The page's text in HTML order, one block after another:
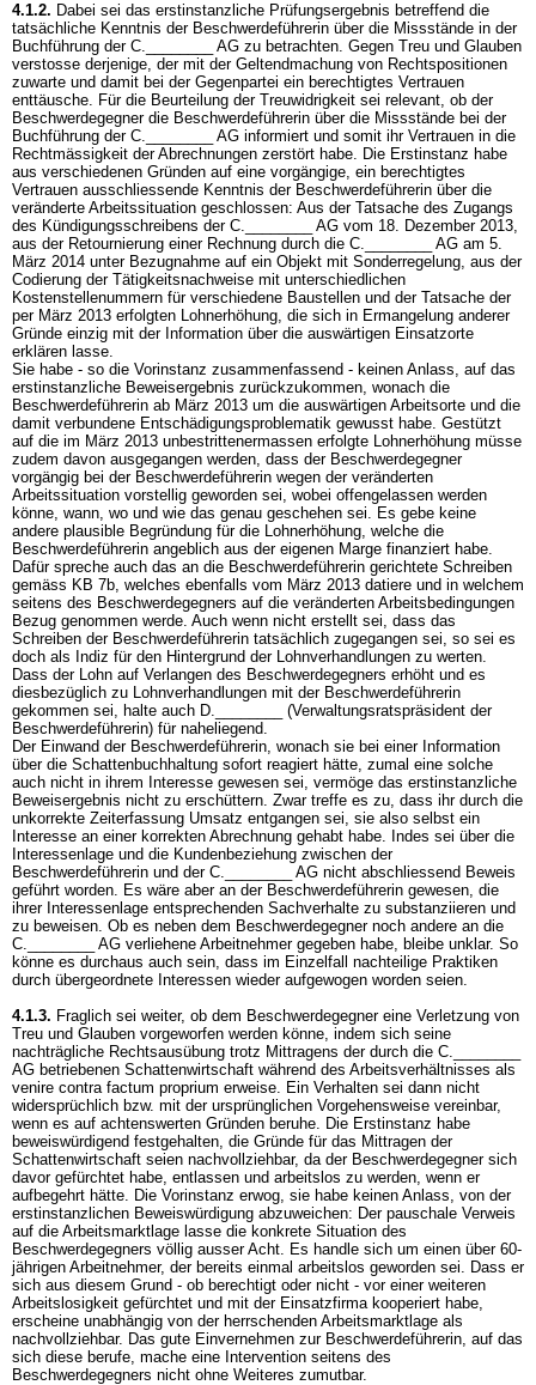
4.1.2. Dabei sei das erstinstanzliche Prüfungsergebnis betreffend die
tatsächliche Kenntnis der Beschwerdeführerin über die Missstände in der
Buchführung der C.________ AG zu betrachten. Gegen Treu und Glauben
verstosse derjenige, der mit der Geltendmachung von Rechtspositionen
zuwarte und damit bei der Gegenpartei ein berechtigtes Vertrauen
enttäusche. Für die Beurteilung der Treuwidrigkeit sei relevant, ob der
Beschwerdegegner die Beschwerdeführerin über die Missstände bei der
Buchführung der C.________ AG informiert und somit ihr Vertrauen in die
Rechtmässigkeit der Abrechnungen zerstört habe. Die Erstinstanz habe
aus verschiedenen Gründen auf eine vorgängige, ein berechtigtes
Vertrauen ausschliessende Kenntnis der Beschwerdeführerin über die
veränderte Arbeitssituation geschlossen: Aus der Tatsache des Zugangs
des Kündigungsschreibens der C.________ AG vom 18. Dezember 2013,
aus der Retournierung einer Rechnung durch die C.________ AG am 5.
März 2014 unter Bezugnahme auf ein Objekt mit Sonderregelung, aus der
Codierung der Tätigkeitsnachweise mit unterschiedlichen
Kostenstellenummern für verschiedene Baustellen und der Tatsache der
per März 2013 erfolgten Lohnerhöhung, die sich in Ermangelung anderer
Gründe einzig mit der Information über die auswärtigen Einsatzorte
erklären lasse.
Sie habe - so die Vorinstanz zusammenfassend - keinen Anlass, auf das
erstinstanzliche Beweisergebnis zurückzukommen, wonach die
Beschwerdeführerin ab März 2013 um die auswärtigen Arbeitsorte und die
damit verbundene Entschädigungsproblematik gewusst habe. Gestützt
auf die im März 2013 unbestrittenermassen erfolgte Lohnerhöhung müsse
zudem davon ausgegangen werden, dass der Beschwerdegegner
vorgängig bei der Beschwerdeführerin wegen der veränderten
Arbeitssituation vorstellig geworden sei, wobei offengelassen werden
könne, wann, wo und wie das genau geschehen sei. Es gebe keine
andere plausible Begründung für die Lohnerhöhung, welche die
Beschwerdeführerin angeblich aus der eigenen Marge finanziert habe.
Dafür spreche auch das an die Beschwerdeführerin gerichtete Schreiben
gemäss KB 7b, welches ebenfalls vom März 2013 datiere und in welchem
seitens des Beschwerdegegners auf die veränderten Arbeitsbedingungen
Bezug genommen werde. Auch wenn nicht erstellt sei, dass das
Schreiben der Beschwerdeführerin tatsächlich zugegangen sei, so sei es
doch als Indiz für den Hintergrund der Lohnverhandlungen zu werten.
Dass der Lohn auf Verlangen des Beschwerdegegners erhöht und es
diesbezüglich zu Lohnverhandlungen mit der Beschwerdeführerin
gekommen sei, halte auch D.________ (Verwaltungsratspräsident der
Beschwerdeführerin) für naheliegend.
Der Einwand der Beschwerdeführerin, wonach sie bei einer Information
über die Schattenbuchhaltung sofort reagiert hätte, zumal eine solche
auch nicht in ihrem Interesse gewesen sei, vermöge das erstinstanzliche
Beweisergebnis nicht zu erschüttern. Zwar treffe es zu, dass ihr durch die
unkorrekte Zeiterfassung Umsatz entgangen sei, sie also selbst ein
Interesse an einer korrekten Abrechnung gehabt habe. Indes sei über die
Interessenlage und die Kundenbeziehung zwischen der
Beschwerdeführerin und der C.________ AG nicht abschliessend Beweis
geführt worden. Es wäre aber an der Beschwerdeführerin gewesen, die
ihrer Interessenlage entsprechenden Sachverhalte zu substanziieren und
zu beweisen. Ob es neben dem Beschwerdegegner noch andere an die
C.________ AG verliehene Arbeitnehmer gegeben habe, bleibe unklar. So
könne es durchaus auch sein, dass im Einzelfall nachteilige Praktiken
durch übergeordnete Interessen wieder aufgewogen worden seien.
4.1.3. Fraglich sei weiter, ob dem Beschwerdegegner eine Verletzung von
Treu und Glauben vorgeworfen werden könne, indem sich seine
nachträgliche Rechtsausübung trotz Mittragens der durch die C.________
AG betriebenen Schattenwirtschaft während des Arbeitsverhältnisses als
venire contra factum proprium erweise. Ein Verhalten sei dann nicht
widersprüchlich bzw. mit der ursprünglichen Vorgehensweise vereinbar,
wenn es auf achtenswerten Gründen beruhe. Die Erstinstanz habe
beweiswürdigend festgehalten, die Gründe für das Mittragen der
Schattenwirtschaft seien nachvollziehbar, da der Beschwerdegegner sich
davor gefürchtet habe, entlassen und arbeitslos zu werden, wenn er
aufbegehrt hätte. Die Vorinstanz erwog, sie habe keinen Anlass, von der
erstinstanzlichen Beweiswürdigung abzuweichen: Der pauschale Verweis
auf die Arbeitsmarktlage lasse die konkrete Situation des
Beschwerdegegners völlig ausser Acht. Es handle sich um einen über 60-
jährigen Arbeitnehmer, der bereits einmal arbeitslos geworden sei. Dass er
sich aus diesem Grund - ob berechtigt oder nicht - vor einer weiteren
Arbeitslosigkeit gefürchtet und mit der Einsatzfirma kooperiert habe,
erscheine unabhängig von der herrschenden Arbeitsmarktlage als
nachvollziehbar. Das gute Einvernehmen zur Beschwerdeführerin, auf das
sich diese berufe, mache eine Intervention seitens des
Beschwerdegegners nicht ohne Weiteres zumutbar.